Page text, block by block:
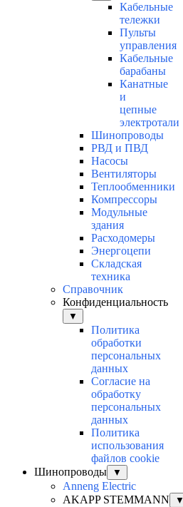
Кабельные
тележки
Пульты
управления
Кабельные
барабаны
Канатные
и
цепные
электротали
Шинопроводы
РВД и ПВД
Насосы
Вентиляторы
Теплообменники
Компрессоры
Модульные
здания
Расходомеры
Энергоцепи
Складская
техника
Справочник
Конфиденциальность
▼
Политика
обработки
персональных
данных
Согласие на
обработку
персональных
данных
Политика
использования
файлов cookie
Шинопроводы
▼
Anneng Electric
AKAPP STEMMANN
▼